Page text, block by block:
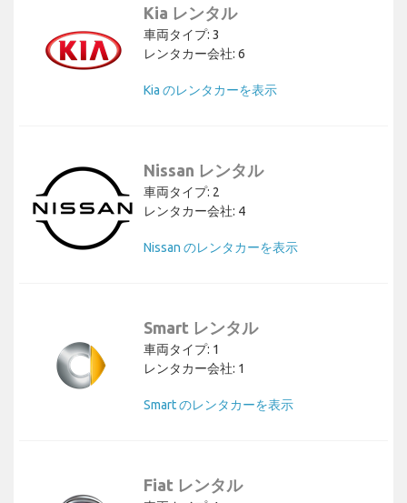
Kia レンタル
車両タイプ: 3
レンタカー会社: 6
Kia のレンタカーを表示
Nissan レンタル
車両タイプ: 2
レンタカー会社: 4
Nissan のレンタカーを表示
Smart レンタル
車両タイプ: 1
レンタカー会社: 1
Smart のレンタカーを表示
Fiat レンタル